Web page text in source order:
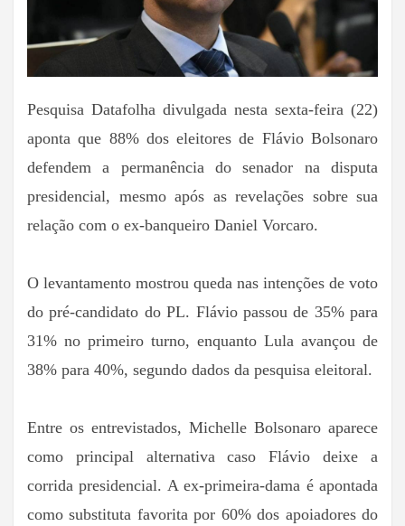
Pesquisa Datafolha divulgada nesta sexta-feira (22)
aponta que 88% dos eleitores de Flávio Bolsonaro
defendem a permanência do senador na disputa
presidencial, mesmo após as revelações sobre sua
relação com o ex-banqueiro Daniel Vorcaro.
O levantamento mostrou queda nas intenções de voto
do pré-candidato do PL. Flávio passou de 35% para
31% no primeiro turno, enquanto Lula avançou de
38% para 40%, segundo dados da pesquisa eleitoral.
Entre os entrevistados, Michelle Bolsonaro aparece
como principal alternativa caso Flávio deixe a
corrida presidencial. A ex-primeira-dama é apontada
como substituta favorita por 60% dos apoiadores do